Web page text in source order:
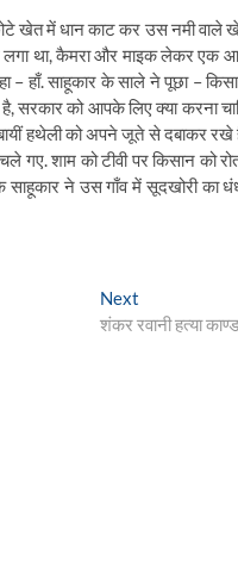
खेत में धान काट कर उस नमी
लगा था, कैमरा और माइक लेकर
– हाँ. साहूकार के साले ने पूछा –
को आपके लिए क्या करना
हथेली को अपने जूते से दबाकर
शाम को टीवी पर किसान को
ने उस गाँव में सूदखोरी का
Next
post:
शंकर रवानी हत्या